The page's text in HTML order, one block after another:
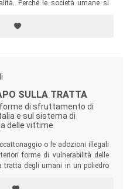
Perché le società umane si
con buoni argomenti e traendo
in corso dappertutto.
SULLA TRATTA
di sfruttamento di
e sul sistema di
delle vittime
o le adozioni illegali
forme di vulnerabilità delle
tratta degli umani in un poliedro